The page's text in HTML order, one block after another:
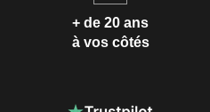
+ de 20 ans
à vos côtés